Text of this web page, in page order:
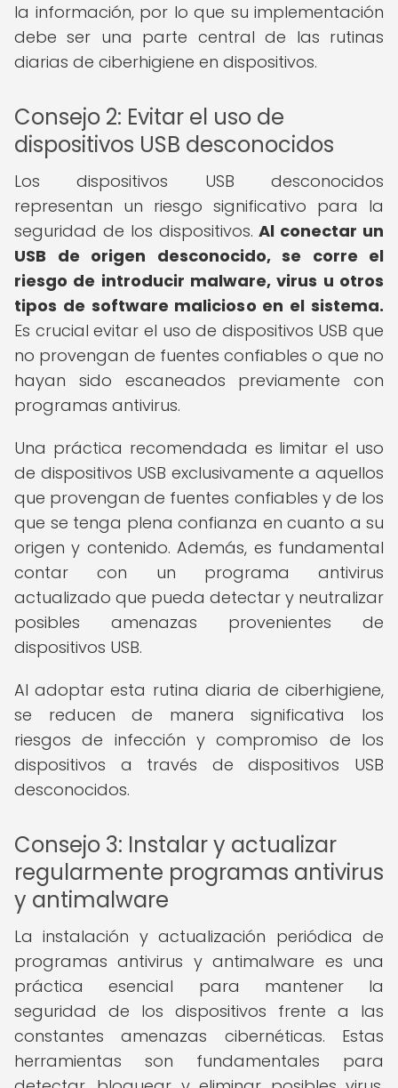
la información, por lo que su implementación
debe ser una parte central de las rutinas
diarias de ciberhigiene en dispositivos.
Consejo 2: Evitar el uso de
dispositivos USB desconocidos
Los dispositivos USB desconocidos
representan un riesgo significativo para la
seguridad de los dispositivos.Al conectar un
USB de origen desconocido, se corre el
riesgo de introducir malware, virus u otros
tipos de software malicioso en el sistema.
Es crucial evitar el uso de dispositivos USB que
no provengan de fuentes confiables o que no
hayan sido escaneados previamente con
programas antivirus.
Una práctica recomendada es limitar el uso
de dispositivos USB exclusivamente a aquellos
que provengan de fuentes confiables y de los
que se tenga plena confianza en cuanto a su
origen y contenido. Además, es fundamental
contar con un programa antivirus
actualizado que pueda detectar y neutralizar
posibles amenazas provenientes de
dispositivos USB.
Al adoptar esta rutina diaria de ciberhigiene,
se reducen de manera significativa los
riesgos de infección y compromiso de los
dispositivos a través de dispositivos USB
desconocidos.
Consejo 3: Instalar y actualizar
regularmente programas antivirus
y antimalware
La instalación y actualización periódica de
programas antivirus y antimalware es una
práctica esencial para mantener la
seguridad de los dispositivos frente a las
constantes amenazas cibernéticas. Estas
herramientas son fundamentales para